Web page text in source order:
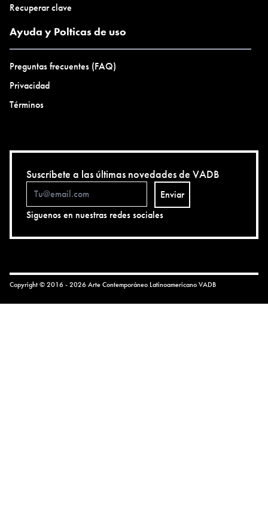
Recuperar clave
Ayuda y Polticas de uso
Preguntas frecuentes (FAQ)
Privacidad
Términos
Suscríbete a las últimas novedades de VADB
Enviar
Siguenos en nuestras redes sociales
Copyright © 2016 - 2026 Arte Contemporáneo LatinoamericanoVADB